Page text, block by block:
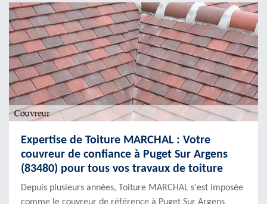
Expertise de Toiture MARCHAL : Votre
couvreur de confiance à Puget Sur Argens
(83480) pour tous vos travaux de toiture
Depuis plusieurs années, Toiture MARCHAL s'est imposée